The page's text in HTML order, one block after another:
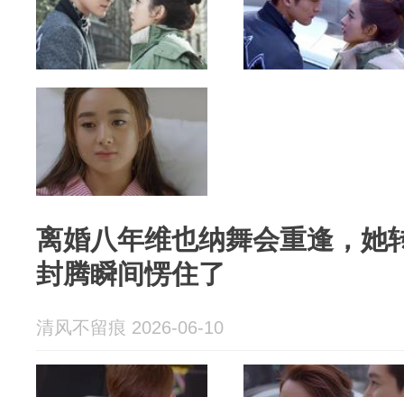
离婚八年维也纳舞会重逢，她
封腾瞬间愣住了
清风不留痕 2026-06-10